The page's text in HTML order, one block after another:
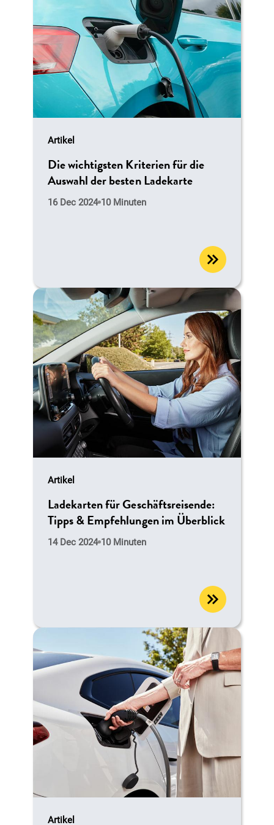
Artikel
Die wichtigsten Kriterien für die
Auswahl der besten Ladekarte
16 Dec 2024 10 Minuten
Artikel
Ladekarten für Geschäftsreisende:
Tipps & Empfehlungen im Überblick
14 Dec 2024 10 Minuten
Artikel